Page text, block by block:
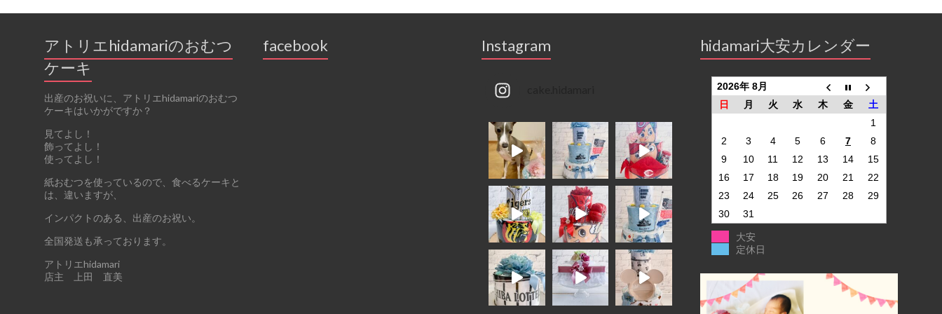
アトリエhidamariのおむつ
ケーキ
出産のお祝いに、アトリエhidamariのおむつ
ケーキはいかがですか？
見てよし！
飾ってよし！
使ってよし！
紙おむつを使っているので、食べるケーキと
は、違いますが、
インパクトのある、出産のお祝い。
全国発送も承っております。
アトリエhidamari
店主 上田 直美
facebook Instagram hidamari大安カレンダー
2026年 8月
日
月 火 水 木 金
土
1
2
3 4 5 6 7
8
9
10 11 12 13 14
15
16
17 18 19 20 21
22
23
24 25 26 27 28
29
30
31
大安
定休日